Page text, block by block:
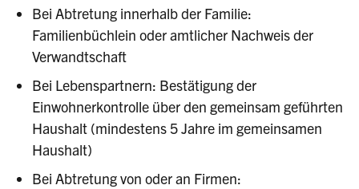
usw.).
Nach einem Todesfall ist die
Abtretungserklärung durch einen
ausgewiesenen Willensvollstrecker zu
unterzeichnen (ausgenommen Ehepaare und
gleichgeschlechtliche Paare in eingetragener
Partnerschaft).
bei Übernahme eines Geschäftsfahrzeuges
infolge Kauf, Umstrukturierung usw., sofern
der neue Halter im Handelsregister
eingetragen ist;
bei Auflösung einer im Handelsregister
eingetragenen Firma, sofern der neue Halter
das Kontrollschild in die Firma eingebracht
hat.
Bei Abtretung innerhalb der Familie:
Familienbüchlein oder amtlicher Nachweis der
Verwandtschaft
Bei Lebenspartnern: Bestätigung der
Einwohnerkontrolle über den gemeinsam geführten
Haushalt (mindestens 5 Jahre im gemeinsamen
Haushalt)
Bei Abtretung von oder an Firmen: